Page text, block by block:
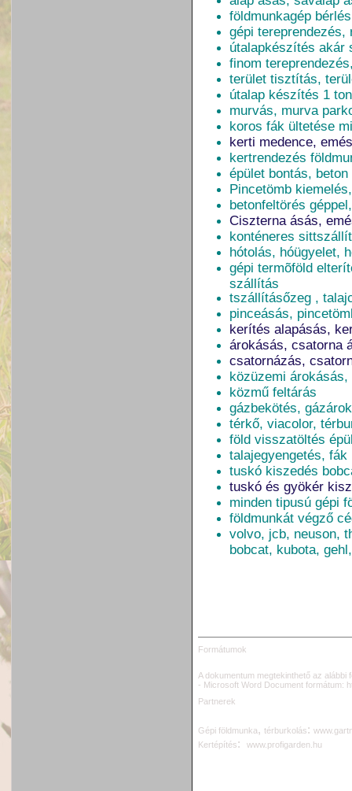
földmunkagép
gépi
útalapkészítés akár
finom
terület tisztítás,
útalap készítés 1
murvás, murva
koros fák ültetése
kerti medence,
kertrendezés
épület bontás,
Pincetömb
betonfeltörés
Ciszterna ásás,
konténeres
hótolás, hóügyelet,
gépi termõföld
szállítás
tszállításőzeg ,
pinceásás,
kerítés alapásás,
árokásás, csatorna
csatornázás,
közüzemi
közmű feltárás
gázbekötés,
térkő, viacolor,
föld visszatöltés
talajegyengetés,
tuskó kiszedés
tuskó és gyökér
minden tipusú gépi
földmunkát végző
volvo, jcb, neuson,
bobcat, kubota,
Formátumok
A dokumentum megtekinthető az alábbi
- Microsoft Word Document formátum:
Partnerek
Gépi földmunka, térburkolás:
Kertépítés: www.profigarden.hu